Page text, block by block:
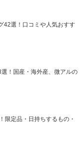
42選！口コミや人気おすす
！国産・海外産、微アルの
限定品・日持ちするもの・